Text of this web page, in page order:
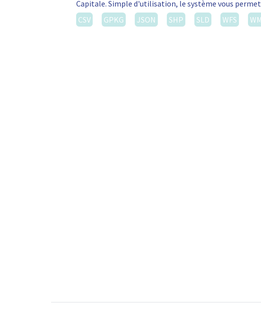
Capitale. Simple d'utilisation, le système vous
CSV
GPKG JSON SHP SLD WFS